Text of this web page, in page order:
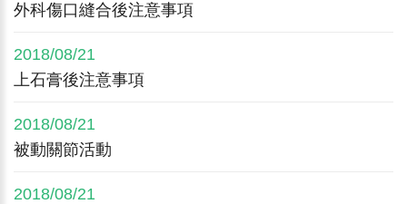
外科傷口縫合後注意事項
2018/08/21
上石膏後注意事項
2018/08/21
被動關節活動
2018/08/21